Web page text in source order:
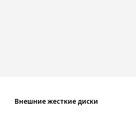
Внешние жесткие диски